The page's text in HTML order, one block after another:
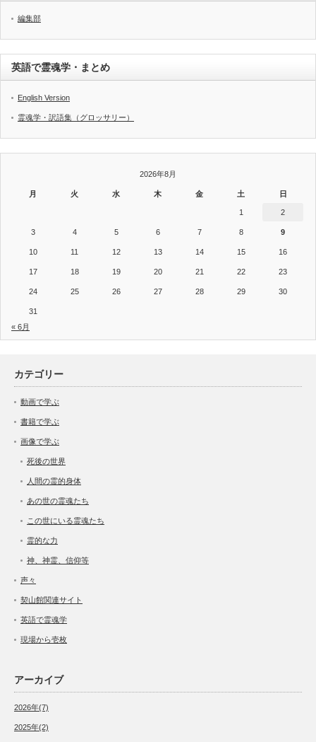
編集部
英語で霊魂学・まとめ
English Version
霊魂学・訳語集（グロッサリー）
2026年8月
月 火 水 木 金 土 日
1 2
3 4 5 6 7 8 9
10 11 12 13 14 15 16
17 18 19 20 21 22 23
24 25 26 27 28 29 30
31
« 6月
カテゴリー
動画で学ぶ
書籍で学ぶ
画像で学ぶ
死後の世界
人間の霊的身体
あの世の霊魂たち
この世にいる霊魂たち
霊的な力
神、神霊、信仰等
声々
契山館関連サイト
英語で霊魂学
現場から壱枚
アーカイブ
2026年(7)
2025年(2)